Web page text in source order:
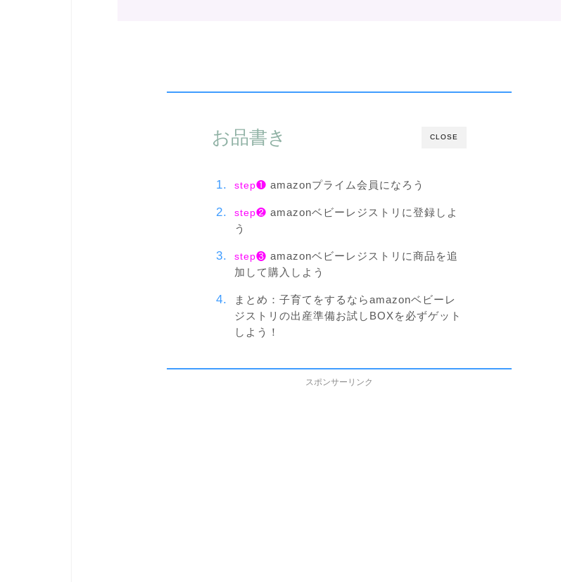
CLOSE
お品書き
step❶ amazonプライム会員になろう
step❷ amazonベビーレジストリに登録しよ
う
step❸ amazonベビーレジストリに商品を追
加して購入しよう
まとめ：子育てをするならamazonベビーレ
ジストリの出産準備お試しBOXを必ずゲット
しよう！
スポンサーリンク